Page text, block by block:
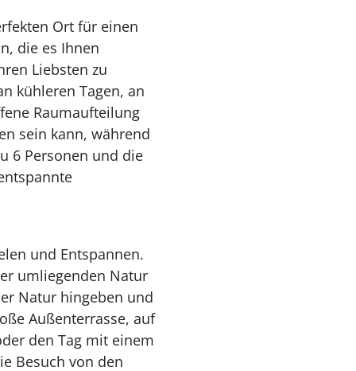
Ort für einen
die es Ihnen
Liebsten zu
kühleren Tagen, an
Raumaufteilung
sein kann, während
6 Personen und die
und Entspannen.
umliegenden Natur
Natur hingeben und
Außenterrasse, auf
den Tag mit einem
Besuch von den